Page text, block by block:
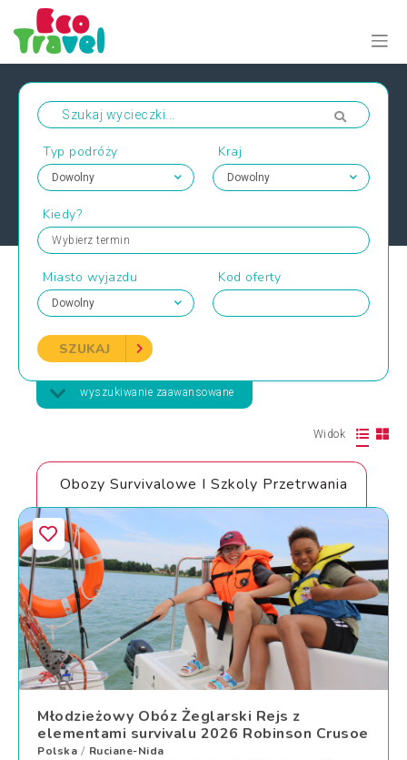
Typ podróży Kraj
Kiedy?
Wybierz termin
Miasto wyjazdu Kod oferty
SZUKAJ
wyszukiwanie zaawansowane
Widok
Obozy Survivalowe I Szkoly Przetrwania
Młodzieżowy Obóz Żeglarski Rejs z
elementami survivalu 2026 Robinson Crusoe
Polska / Ruciane-Nida